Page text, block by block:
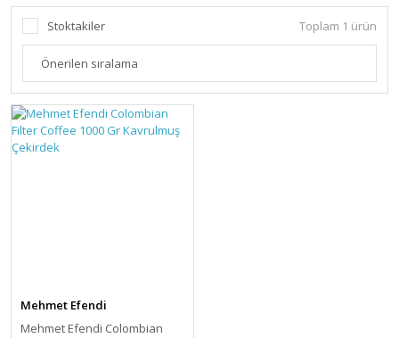
Stoktakiler Toplam 1 ürün
Mehmet Efendi
Mehmet Efendi Colombian